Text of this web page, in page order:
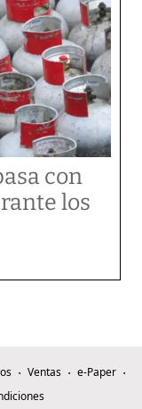
con
los
Ventas
e-Paper